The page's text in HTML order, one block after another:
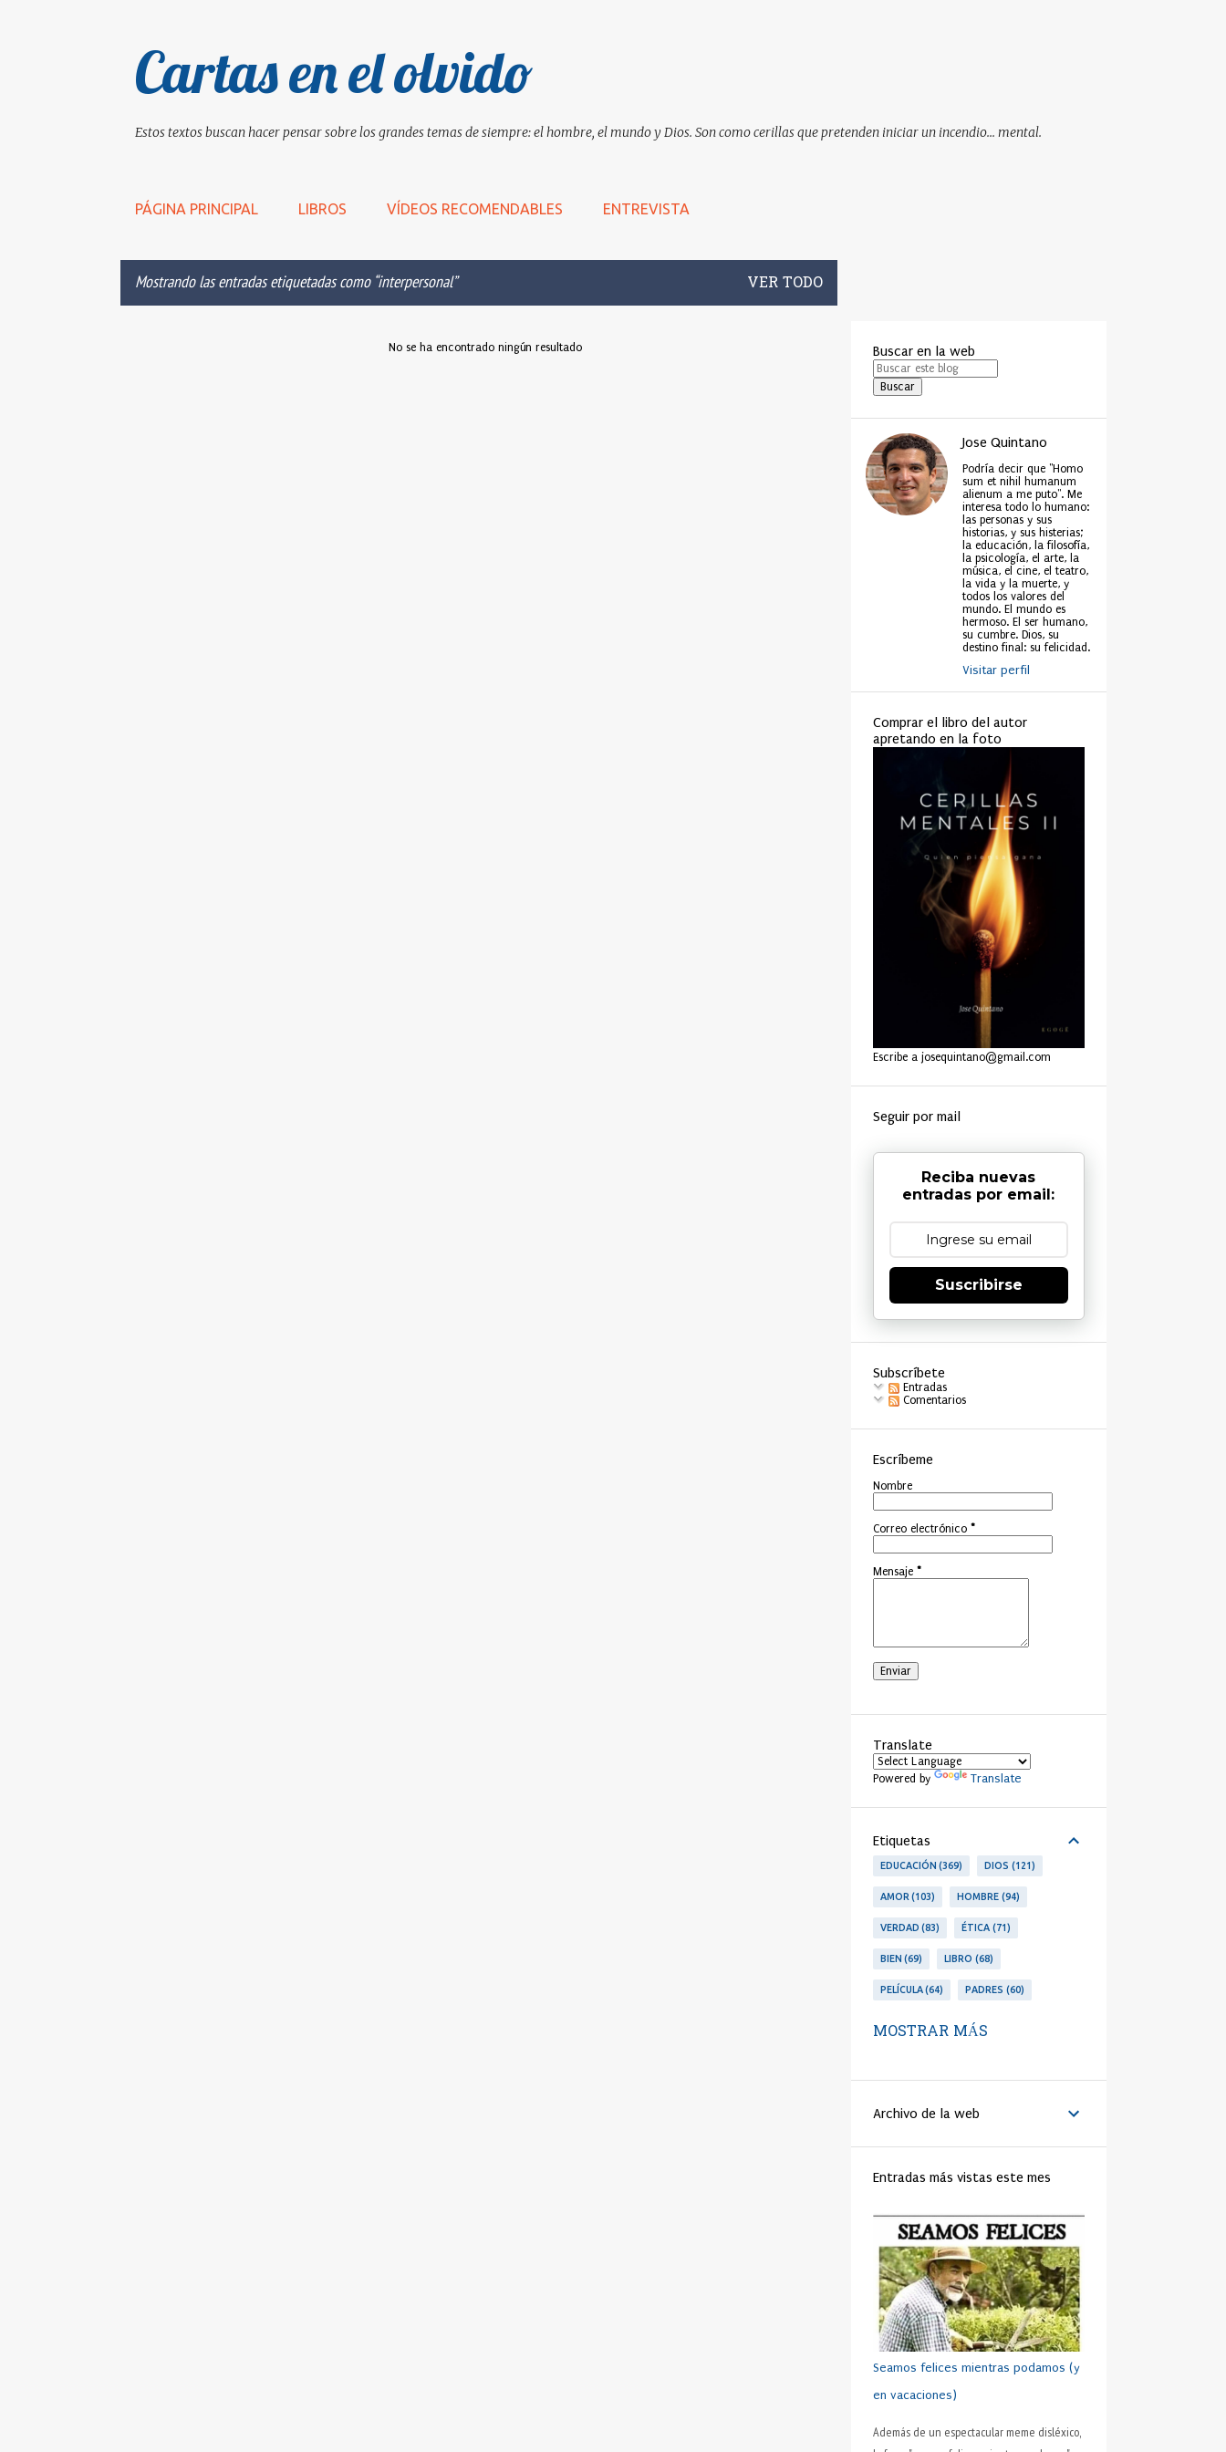
Cartas en el olvido
Estos textos buscan hacer pensar sobre los grandes temas de siempre: el hombre, el mundo y Dios. Son como cerillas que pretenden iniciar un incendio... mental.
PÁGINA PRINCIPAL LIBROS VÍDEOS RECOMENDABLES ENTREVISTA
Mostrando las entradas etiquetadas como interpersonal VER TODO
No se ha encontrado ningún resultado Buscar en la web
Jose Quintano
Podría decir que "Homo
sum et nihil humanum
alienum a me puto". Me
interesa todo lo humano:
las personas y sus
historias, y sus histerias;
la educación, la filosofía,
la psicología, el arte, la
música, el cine, el teatro,
la vida y la muerte, y
todos los valores del
mundo. El mundo es
hermoso. El ser humano,
su cumbre. Dios, su
destino final: su felicidad.
Visitar perfil
Comprar el libro del autor
apretando en la foto
Escribe a josequintano@gmail.com
Seguir por mail
Reciba nuevas
entradas por email:
Suscribirse
Subscríbete
Entradas
Comentarios
Escríbeme
Nombre
Correo electrónico *
Mensaje *
Translate
Powered by Translate
Etiquetas
EDUCACIÓN 369 DIOS 121
AMOR 103 HOMBRE 94
VERDAD 83 ÉTICA 71
BIEN 69 LIBRO 68
PELÍCULA 64 PADRES 60
PERSONA
BENEDICTO XVI 44
MATRIMONIO 44
RELIGIÓN 41 FAMILIA 40
TRABAJO 40 JÓVENES 39
IGLESIA 37 MORAL 37
SHAKESPEARE 35 DINERO 35
CRISTIANISMO 34 HUMANO 34
PRUDENCIA 34 METÁFORA 33
32 ADOLESCENTE 31
HOMBRES 31
MOSTRAR MÁS
Archivo de la web
Entradas más vistas este mes
Seamos felices mientras podamos (y
en vacaciones)
Además de un espectacular meme disléxico,